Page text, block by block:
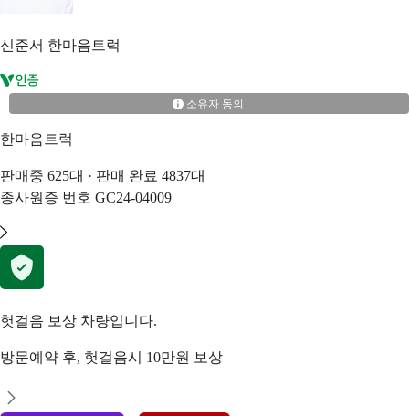
신준서 한마음트럭
소유자 동의
한마음트럭
판매중 625대 · 판매 완료 4837대
종사원증 번호 GC24-04009
헛걸음 보상 차량입니다.
방문예약 후, 헛걸음시 10만원 보상